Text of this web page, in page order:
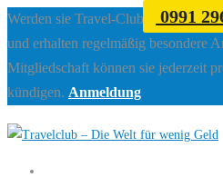
0991
Werden sie Travel-Club Mitglied
und erhalten regelmäßig besondere
Mitgliedschaft können sie jederzeit
kündigen. Anmeldung